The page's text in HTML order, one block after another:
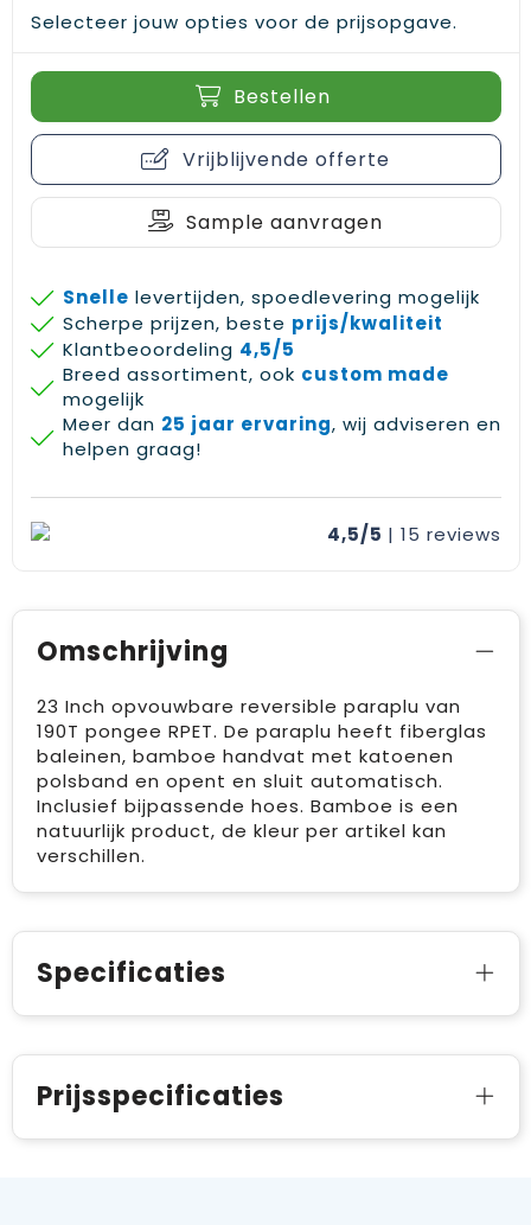
Selecteer jouw opties voor de prijsopgave.
Bestellen
Vrijblijvende offerte
Sample aanvragen
Snelle levertijden, spoedlevering mogelijk
Scherpe prijzen, beste prijs/kwaliteit
Klantbeoordeling 4,5/5
Breed assortiment, ook custom made
mogelijk
Meer dan 25 jaar ervaring, wij adviseren en
helpen graag!
4,5/5 | 15 reviews
Omschrijving
23 Inch opvouwbare reversible paraplu van
190T pongee RPET. De paraplu heeft fiberglas
baleinen, bamboe handvat met katoenen
polsband en opent en sluit automatisch.
Inclusief bijpassende hoes. Bamboe is een
natuurlijk product, de kleur per artikel kan
verschillen.
Specificaties
Prijsspecificaties